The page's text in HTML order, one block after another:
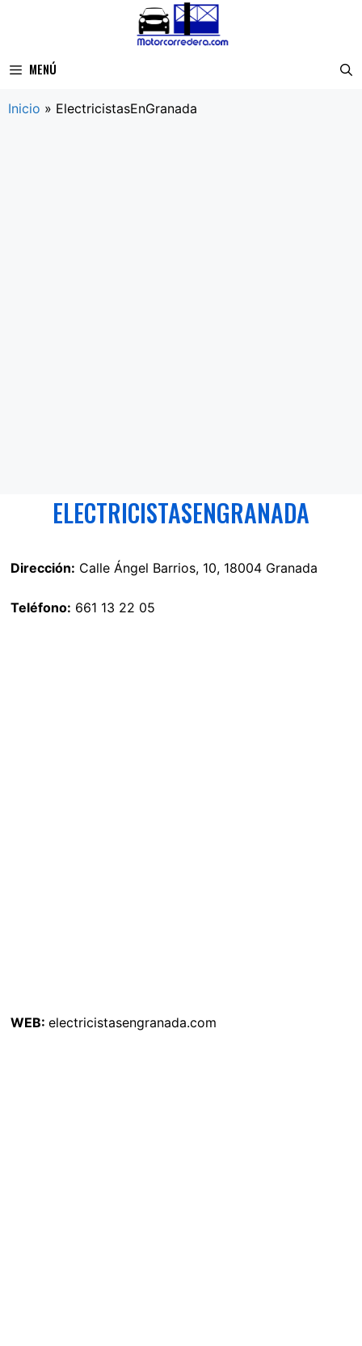
MENÚ
Inicio » ElectricistasEnGranada
ELECTRICISTASENGRANADA
Dirección: Calle Ángel Barrios, 10, 18004 Granada
Teléfono: 661 13 22 05
WEB: electricistasengranada.com